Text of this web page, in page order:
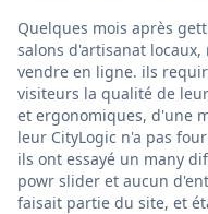
Quelques mois après
salons d'artisanat
vendre en ligne. ils
visiteurs la qualité de
et ergonomiques, d'une
leur CityLogic n'a pas
ils ont essayé un many
powr slider et aucun
faisait partie du site, et